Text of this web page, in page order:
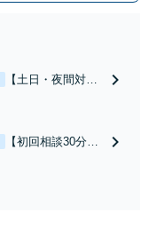
【土日・夜間対応
れたら、サインす
【初回相談30分無